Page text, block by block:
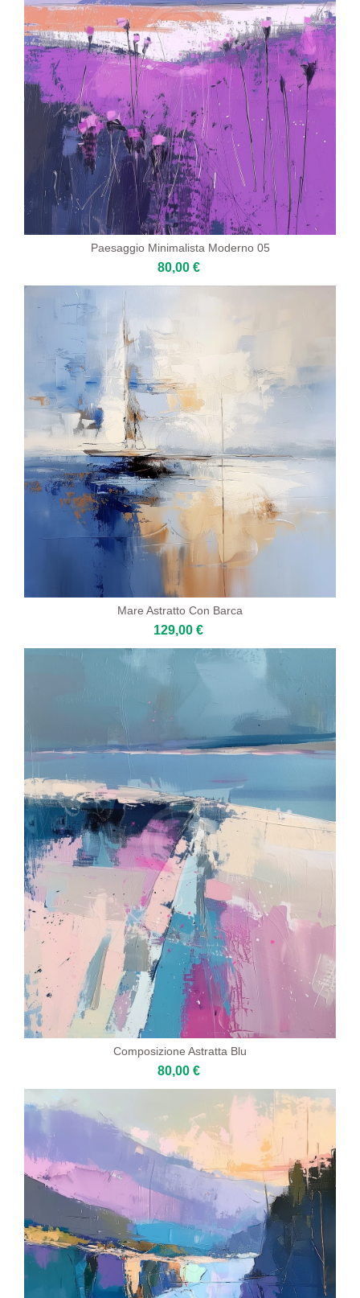
Paesaggio Minimalista Moderno 05
80,00 €
Mare Astratto Con Barca
129,00 €
Composizione Astratta Blu
80,00 €